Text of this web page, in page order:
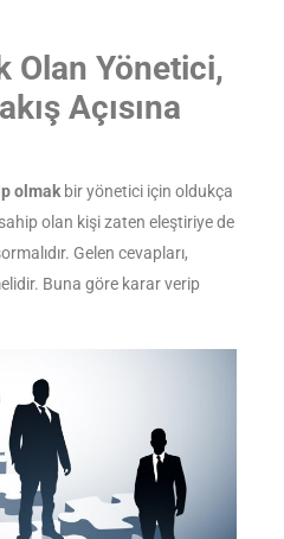
Olan Yönetici,
Açısına
olmak bir yönetici için oldukça
olan kişi zaten eleştiriye de
Gelen cevapları,
Buna göre karar verip